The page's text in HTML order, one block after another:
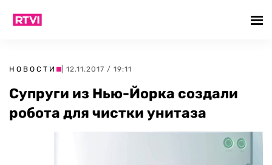
НОВОСТИ | 12.11.2017 / 19:11
Супруги из Нью-Йорка создали
робота для чистки унитаза